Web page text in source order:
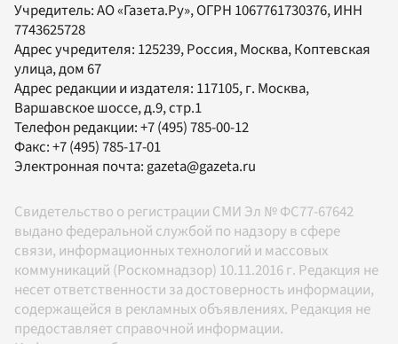
Учредитель:АО «Газета.Ру», ОГРН 1067761730376, ИНН
7743625728
Адрес учредителя: 125239, Россия, Москва, Коптевская
улица, дом 67
Адрес редакции и издателя: 117105, г. Москва,
Варшавское шоссе, д.9, стр.1
Телефон редакции:+7 (495) 785-00-12
Факс:+7 (495) 785-17-01
Электронная почта:gazeta@gazeta.ru
Свидетельство о регистрации СМИ Эл № ФС77-67642
выдано федеральной службой по надзору в сфере
связи, информационных технологий и массовых
коммуникаций (Роскомнадзор) 10.11.2016 г. Редакция не
несет ответственности за достоверность информации,
содержащейся в рекламных объявлениях. Редакция не
предоставляет справочной информации.